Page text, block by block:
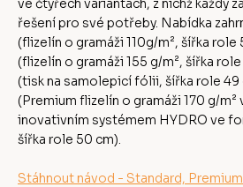
ve čtyřech variantách, z nichž každý
řešení pro své potřeby. Nabídka
(flizelín o gramáži 110g/m², šířka role
(flizelín o gramáži 155 g/m², šířka
(tisk na samolepicí fólii, šířka role 49
(Premium flizelín o gramáži 170 g/m²
inovativním systémem HYDRO ve
šířka role 50 cm).
Stáhnout návod - Standard, Premium